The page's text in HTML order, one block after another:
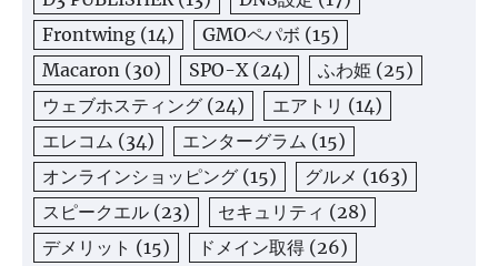
Frontwing (14) GMOペパボ (15)
Macaron (30) SPO-X (24) ふわ姫 (25)
ウェブホスティング (24) エアトリ (14)
エレコム (34) エンターグラム (15)
オンラインショッピング (15) グルメ (163)
スピークエル (23) セキュリティ (28)
デメリット (15) ドメイン取得 (26)